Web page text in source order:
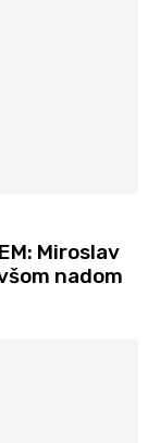
Miroslav
nadom